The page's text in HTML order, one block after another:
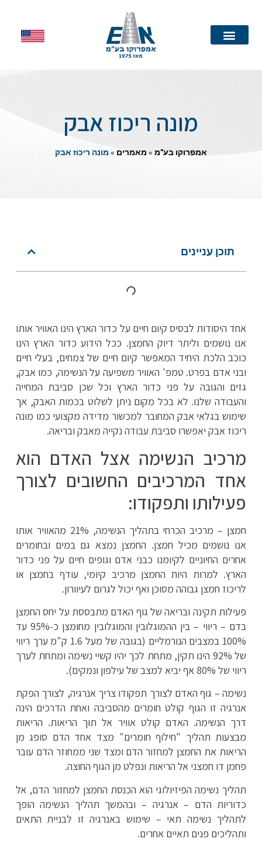
מונה ריכוז אבק
אמפרוקו בע"מ » מאמרים » מונה ריכוז אבק
תוכן עניינים
אחד היסודות לבסיס קיום חיים על כדור הארץ הינו האוויר אותו
אנו נושמים וליתר דיוק החמצן. ככל הידוע כדור הארץ הינו
כוכב הלכת היחיד המאפשר קיום חיים של צמחים, בעלי חיים
ובני אדם בפרט. טמפ' האוויר משפיעה על הנשימה, כמו אבק,
גזים והגובה על פני כדור הארץ וכל שכן סביבת המחייה
והעבודה שלנו. לא בכל מקום ניתן לשלוט בכמות האבק, אך
שימוש בגלאי אבק המחובר למכשור מדידה מקצועי כמו מונה
ריכוז אבק יאפשרו סביבת עבודה נקייה מאבק ובריאה.
מרכיב הנשימה אצל האדם הוא
אחד המרכיבים החשובים לצורך
פעילותו ותפקודו:
חמצן – מרכיב הכרחי בתהליך הנשימה, 21% מהאוויר אותו
אנו נושמים מכיל חמצן. החמצן נמצא גם במים ובחומרים
אחרים החיוניים לקיומנו כבני אדם וגופים חיים על פני כדור
הארץ. למרות היות החמצן מרכיב קיומי, עודף בחמצן או
לריכוז חמצן גבוהה מסוכן ואף יכול לגרום לעיוורון.
פעילות תקינה ובריאה של גוף האדם מתבססת על יחס החמצן
בדם – ריווי – בין ההמוגלובין והמוגלובין מחומצן כ-95% עד
100% במצבים הנורמליים (בגובה של מעל 1.6 ק"מ ערך ריווי
של 92% הינו תקין, מתחת לכך יהיו קשיי נשימה ומתחת לערך
ריווי של 80% אף יביא למצב של עילפון ונמקים).
נשימה – גוף האדם לצורך תפקודו צריך אנרגיה, לצורך הפקת
אנרגיה זו הגוף קולט חומרים מהסביבה ואחת הדרכים הינה
דרך הנשימה. האדם קולט אוויר אל תוך הריאות. הריאות
מבצעות תהליך "חילוף חומרים" מצד אחד הדם סופג מן
הריאות את החמצן למחזור הדם ומצד שני ממחוזר הדם עובר
פחמן דו חמצני אל הריאות ונפלט מן הגוף החוצה.
תהליך נשימה הפיזיולוגי הוא הכנסת החמצן למחזור הדם, אל
כדוריות הדם – אנרגיה – ובהמשך תהליך הנשימה הופך
לתהליך נשימה תאי – שימוש באנרגיה זו לבניית התאים
ותהליכים פנים תאיים אחרים.